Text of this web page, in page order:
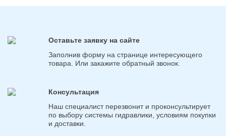
Оставьте заявку на сайте
Заполнив форму на странице интересующего
товара. Или закажите обратный звонок.
Консультация
Наш специалист перезвонит и проконсультирует
по выбору системы гидравлики, условиям покупки
и доставки.